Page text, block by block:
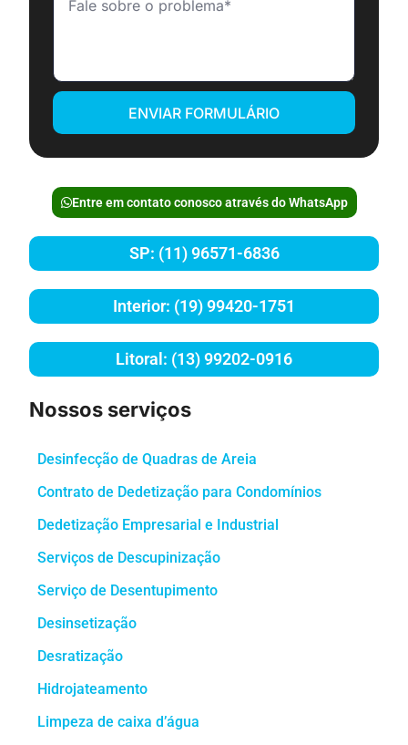
ENVIAR FORMULÁRIO
Entre em contato conosco através do WhatsApp
SP: (11) 96571-6836
Interior: (19) 99420-1751
Litoral: (13) 99202-0916
Nossos serviços
Desinfecção de Quadras de Areia
Contrato de Dedetização para Condomínios
Dedetização Empresarial e Industrial
Serviços de Descupinização
Serviço de Desentupimento
Desinsetização
Desratização
Hidrojateamento
Limpeza de caixa d’água